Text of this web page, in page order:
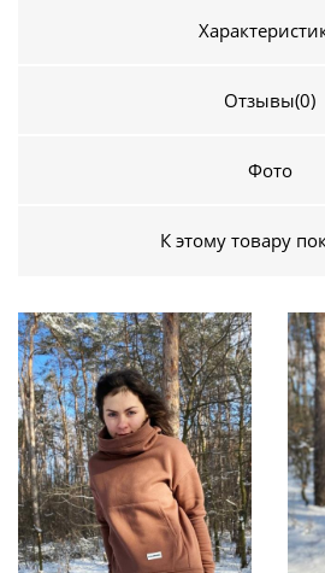
Отзывы(0)
Фото
К этому товару